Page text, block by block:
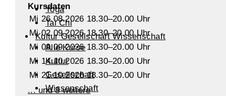
Yoga
Tai Chi
Kultur Gesellschaft Wissenschaft
Alle Kurse
Kultur
Gesellschaft
Wissenschaft
Kursdaten
Mi 26.08.2026 18.30–20.00 Uhr
Mi 02.09.2026 18.30–20.00 Uhr
Mi 09.09.2026 18.30–20.00 Uhr
Mi 14.10.2026 18.30–20.00 Uhr
Mi 21.10.2026 18.30–20.00 Uhr
... und 8 weitere